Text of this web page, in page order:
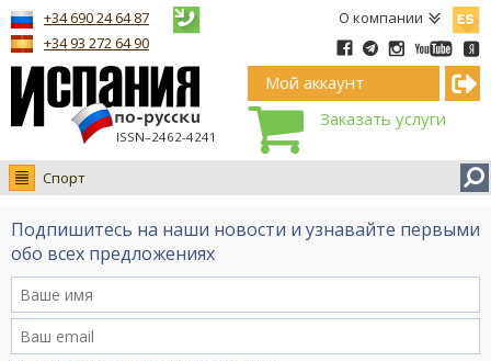
О компании
ISSN–2462-4241
+34 690 24 64 87
+34 93 272 64 90
Мой аккаунт
Заказать услуги
Спорт
Новости
Интервью
Видео Ruso.TV
BCN life
Подпишитесь на наши новости и узнавайте первыми
обо всех предложениях